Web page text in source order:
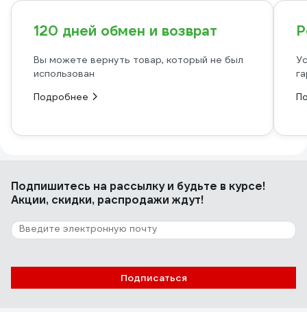
120 дней обмен и возврат
Вы можете вернуть товар, который не был
использован
Подробнее
Подпишитесь на рассылкуи будьте в курсе!
Акции, скидки, распродажи ждут!
Подписаться